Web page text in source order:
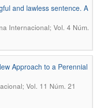
and lawless sentence. A
Internacional; Vol. 4 Núm.
Approach to a Perennial
Vol. 11 Núm. 21